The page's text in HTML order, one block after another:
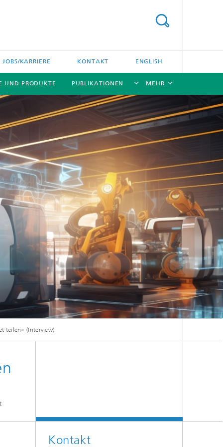
JOBS/KARRIERE KONTAKT ENGLISH
[X]
[X]
[X]
UND PRODUKTE PUBLIKATIONEN
[X]
MEHR
teilen« (Interview)
Kontakt